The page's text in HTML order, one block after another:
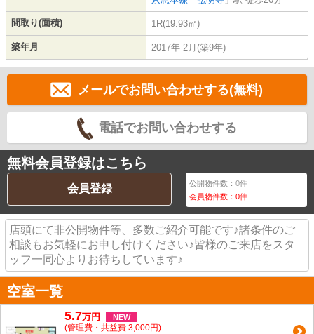
間取り(面積) 1R(19.93㎡)
築年月 2017年 2月(築9年)
メールでお問い合わせする(無料)
電話でお問い合わせする
無料会員登録はこちら
会員登録 公開物件数：0件
会員物件数：0件
店頭にて非公開物件等、多数ご紹介可能です♪諸条件のご
相談もお気軽にお申し付けください♪皆様のご来店をスタ
ッフ一同心よりお待ちしています♪
空室一覧
5.7万円 NEW
(管理費・共益費 3,000円)